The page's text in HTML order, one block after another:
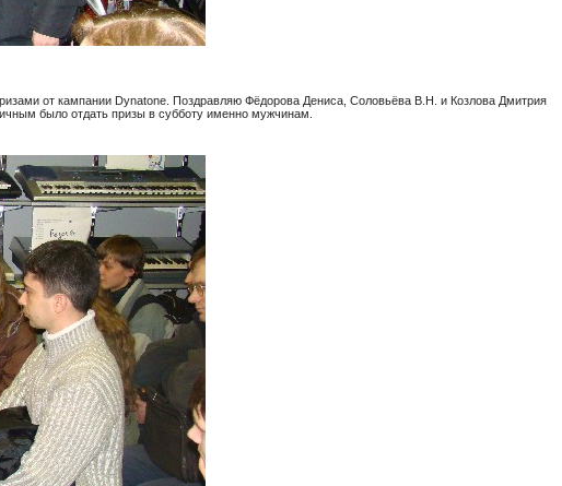
от кампании Dynatone. Поздравляю Фёдорова Дениса, Соловьёва В.Н. и Козлова Дмитрия
было отдать призы в субботу именно мужчинам.